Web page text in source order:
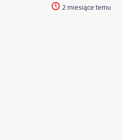
2 miesiące temu